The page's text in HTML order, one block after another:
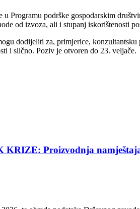
Programu podrške gospodarskim
od izvoza, ali i stupanj iskorištenosti
dodijeliti za, primjerice,
i slično. Poziv je otvoren do 23. veljače.
Proizvodnja